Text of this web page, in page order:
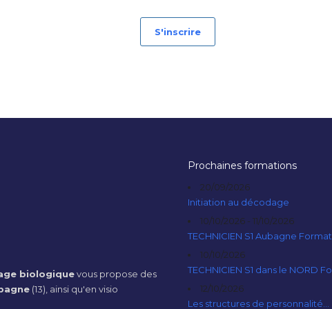
S'inscrire
biologiquevous propose des
(13), ainsi qu'en visio
Prochaines formations
20/09/2026
Initiation au décodage
10/10/2026 - 11/10/2026
TECHNICIEN S1 Aubagne
10/10/2026
TECHNICIEN S1 dans le NORD
12/10/2026
Les structures de personnalité...